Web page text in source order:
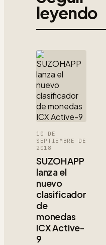
leyendo
10 DE
SEPTIEMBRE DE
2018
SUZOHAPP
lanza el
nuevo
clasificador
de
monedas
ICX Active-
9